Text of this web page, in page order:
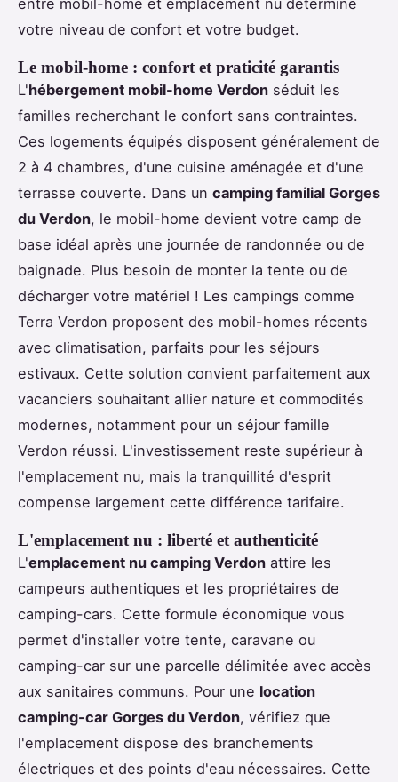
entre mobil-home et emplacement nu détermine
votre niveau de confort et votre budget.
Le mobil-home : confort et praticité garantis
L'hébergement mobil-home Verdon séduit les
familles recherchant le confort sans contraintes.
Ces logements équipés disposent généralement de
2 à 4 chambres, d'une cuisine aménagée et d'une
terrasse couverte. Dans un camping familial Gorges
du Verdon, le mobil-home devient votre camp de
base idéal après une journée de randonnée ou de
baignade. Plus besoin de monter la tente ou de
décharger votre matériel ! Les campings comme
Terra Verdon proposent des mobil-homes récents
avec climatisation, parfaits pour les séjours
estivaux. Cette solution convient parfaitement aux
vacanciers souhaitant allier nature et commodités
modernes, notamment pour un séjour famille
Verdon réussi. L'investissement reste supérieur à
l'emplacement nu, mais la tranquillité d'esprit
compense largement cette différence tarifaire.
L'emplacement nu : liberté et authenticité
L'emplacement nu camping Verdon attire les
campeurs authentiques et les propriétaires de
camping-cars. Cette formule économique vous
permet d'installer votre tente, caravane ou
camping-car sur une parcelle délimitée avec accès
aux sanitaires communs. Pour une location
camping-car Gorges du Verdon, vérifiez que
l'emplacement dispose des branchements
électriques et des points d'eau nécessaires. Cette